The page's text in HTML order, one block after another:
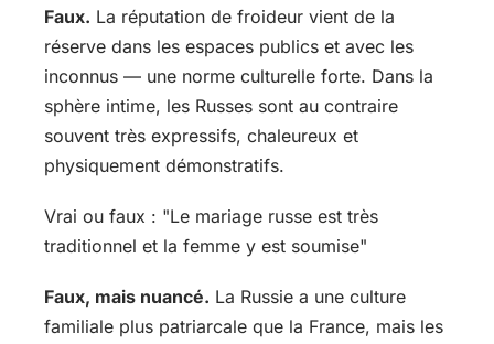
Faux. La réputation de froideur vient de la
réserve dans les espaces publics et avec les
inconnus — une norme culturelle forte. Dans la
sphère intime, les Russes sont au contraire
souvent très expressifs, chaleureux et
physiquement démonstratifs.
Vrai ou faux : "Le mariage russe est très
traditionnel et la femme y est soumise"
Faux, mais nuancé. La Russie a une culture
familiale plus patriarcale que la France, mais les